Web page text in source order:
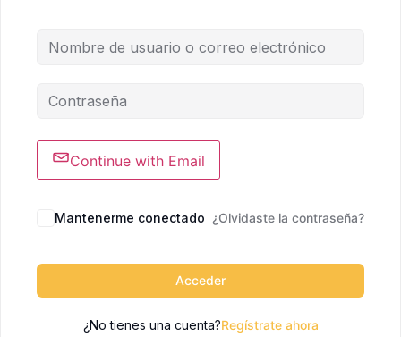
Continue with Email
Mantenerme conectado ¿Olvidaste la contraseña?
Acceder
¿No tienes una cuenta?Regístrate ahora